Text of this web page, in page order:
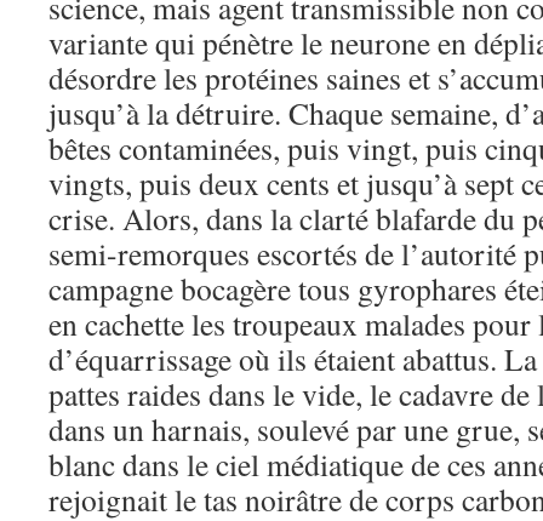
variante qui pénètre le neurone en
désordre les protéines saines et
jusqu’à la détruire. Chaque semaine,
bêtes contaminées, puis vingt, puis
vingts, puis deux cents et jusqu’à sept
crise. Alors, dans la clarté blafarde du
semi-remorques escortés de l’autorité
campagne bocagère tous gyrophares
en cachette les troupeaux malades
d’équarrissage où ils étaient abattus.
pattes raides dans le vide, le cadavre
dans un harnais, soulevé par une grue,
blanc dans le ciel médiatique de ces
rejoignait le tas noirâtre de corps